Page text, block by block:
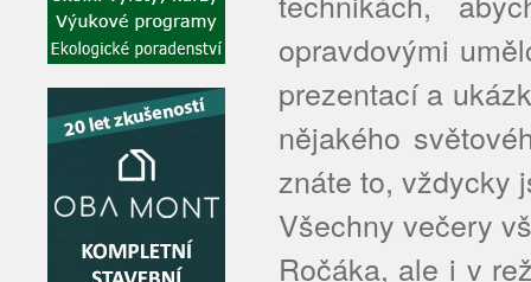
opravdovými
prezentací a
nějakého
znáte to, vždycky
Všechny večery
Ročáka, ale i v